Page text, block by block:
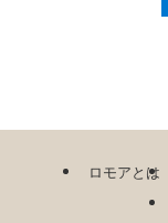
ロモアとは